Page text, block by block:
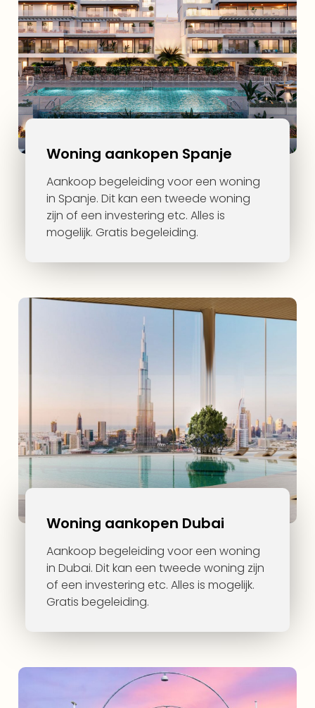
Woning aankopen Spanje
Aankoop begeleiding voor een woning
in Spanje. Dit kan een tweede woning
zijn of een investering etc. Alles is
mogelijk. Gratis begeleiding.
Woning aankopen Dubai
Aankoop begeleiding voor een woning
in Dubai. Dit kan een tweede woning zijn
of een investering etc. Alles is mogelijk.
Gratis begeleiding.